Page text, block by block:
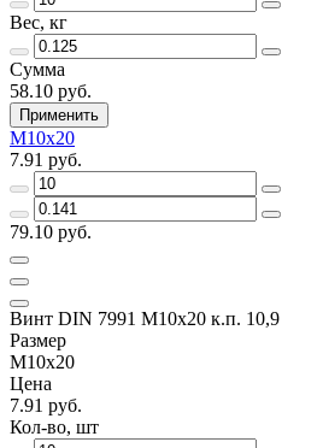
Вес, кг
Сумма
58.10 руб.
Применить
M10x20
7.91 руб.
79.10 руб.
Винт DIN 7991 M10x20 к.п. 10,9
Размер
M10x20
Цена
7.91 руб.
Кол-во, шт